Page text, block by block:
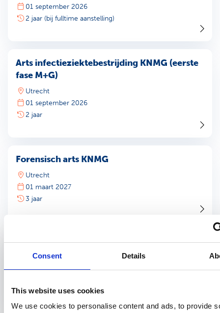
Consent Details
This website uses cookies
We use cookies to personalise content and ads, to provide
01 september 2026
2 jaar (bij fulltime aanstelling)
Arts infectieziektebestrijding KNMG (eerste
fase M+G)
Utrecht
01 september 2026
2 jaar
Forensisch arts KNMG
Utrecht
01 maart 2027
3 jaar
Vertrouwensarts
Utrecht
01 september 2027